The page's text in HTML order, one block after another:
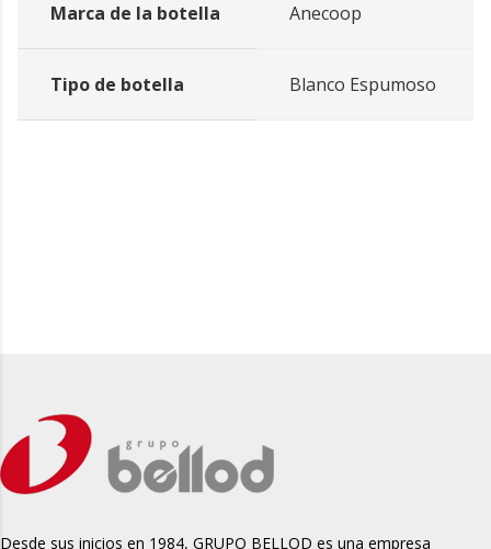
Marca de la botella Anecoop
Tipo de botella Blanco Espumoso
Desde sus inicios en 1984, GRUPO BELLOD es una empresa